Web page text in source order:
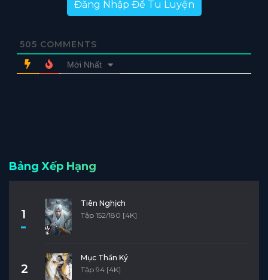
Đăng Nhập Để Tu Luyện
505 COMMENTS
Mới Nhất
Bảng Xếp Hạng
1
Tiên Nghịch
Tập 152/180 [4K]
2
Mục Thần Ký
Tập 94 [4K]